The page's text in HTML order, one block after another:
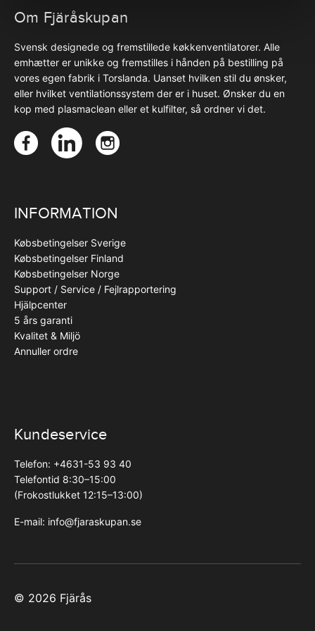
Om Fjäråskupan
Svensk designede og fremstillede køkkenventilatorer. Alle
emhætter er unikke og fremstilles i hånden på bestilling på
vores egen fabrik i Torslanda. Uanset hvilken stil du ønsker,
eller hvilket ventilationssystem der er i huset. Ønsker du en
kop med plasmaclean eller et kulfilter, så ordner vi det.
INFORMATION
Købsbetingelser Sverige
Købsbetingelser Finland
Købsbetingelser Norge
Support / Service / Fejlrapportering
Hjälpcenter
5 års garanti
Kvalitet & Miljö
Annuller ordre
Kundeservice
Telefon: +4631-53 93 40
Telefontid 8:30–15:00
(Frokostlukket 12:15–13:00)
E-mail: info@fjaraskupan.se
© 2026 Fjärås